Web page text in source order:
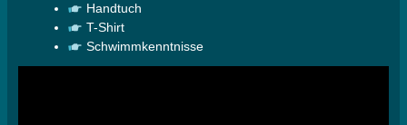
Handtuch
T-Shirt
Schwimmkenntnisse